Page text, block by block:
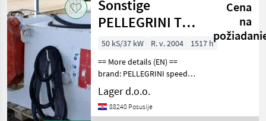
Sonstige
PELLEGRINI TDI
55 S
Cena
na
50 kS/37 kW R. v. 2004
1517 h
== More details (EN) ==
brand: PELLEGRINI speed
wire 0-40m/sek the
flywheel diameter 80 cm
and two guide wires of
Lager d.o.o.
88240 Posusije